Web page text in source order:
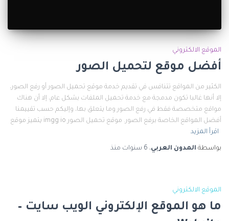
الموقع الالكتروني
أفضل موقع لتحميل الصور
الكثير من المواقع تتنافس في تقديم خدمة موقع تحميل الصور أو رفع الصور،
إلا أنها غالبا تكون مدمجة مع خدمة تحميل الملفات بشكل عام، إلا أن هناك
مواقع متخصصة فقط في رفع الصور وما يتعلق بها، وإليكم حسب تقييمنا
أفضل المواقع الخاصة برفع الصور. موقع تحميل الصور imgg.io يتميز موقع
اقرأ المزيد
بواسطة المدون العربي، 6 سنوات منذ
الموقع الالكتروني
ما هو الموقع الإلكتروني الويب سايت –